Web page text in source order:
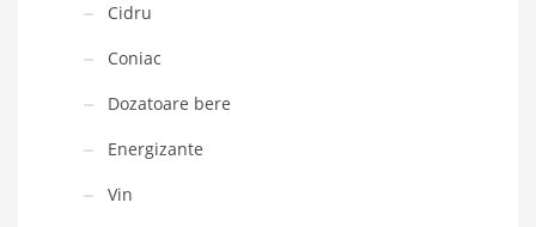
Cidru
Coniac
Dozatoare bere
Energizante
Vin